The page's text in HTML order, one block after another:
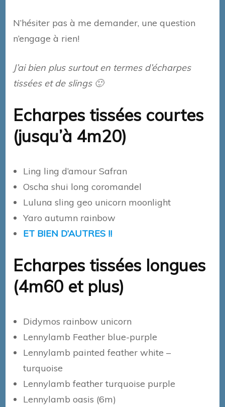
N’hésiter pas à me demander, une question
n’engage à rien!
J’ai bien plus surtout en termes d’écharpes
tissées et de slings 🙂
Echarpes tissées courtes
(jusqu’à 4m20)
Ling ling d’amour Safran
Oscha shui long coromandel
Luluna sling geo unicorn moonlight
Yaro autumn rainbow
ET BIEN D’AUTRES !!
Echarpes tissées longues
(4m60 et plus)
Didymos rainbow unicorn
Lennylamb Feather blue-purple
Lennylamb painted feather white –
turquoise
Lennylamb feather turquoise purple
Lennylamb oasis (6m)